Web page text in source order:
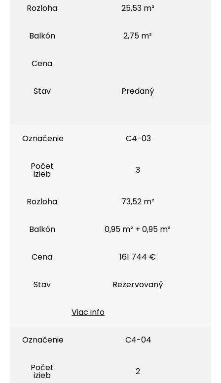
Rozloha 25,53 m²
Balkón 2,75 m²
Cena
Stav Predaný
Označenie C4-03
Počet
izieb 3
Rozloha 73,52 m²
Balkón 0,95 m² + 0,95 m²
Cena 161 744 €
Stav Rezervovaný
Viac info
Označenie C4-04
Počet
izieb 2